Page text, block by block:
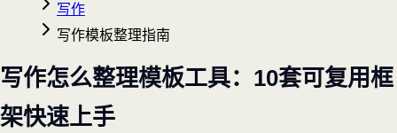
写作
写作模板整理指南
写作怎么整理模板工具：10套可复用框
架快速上手